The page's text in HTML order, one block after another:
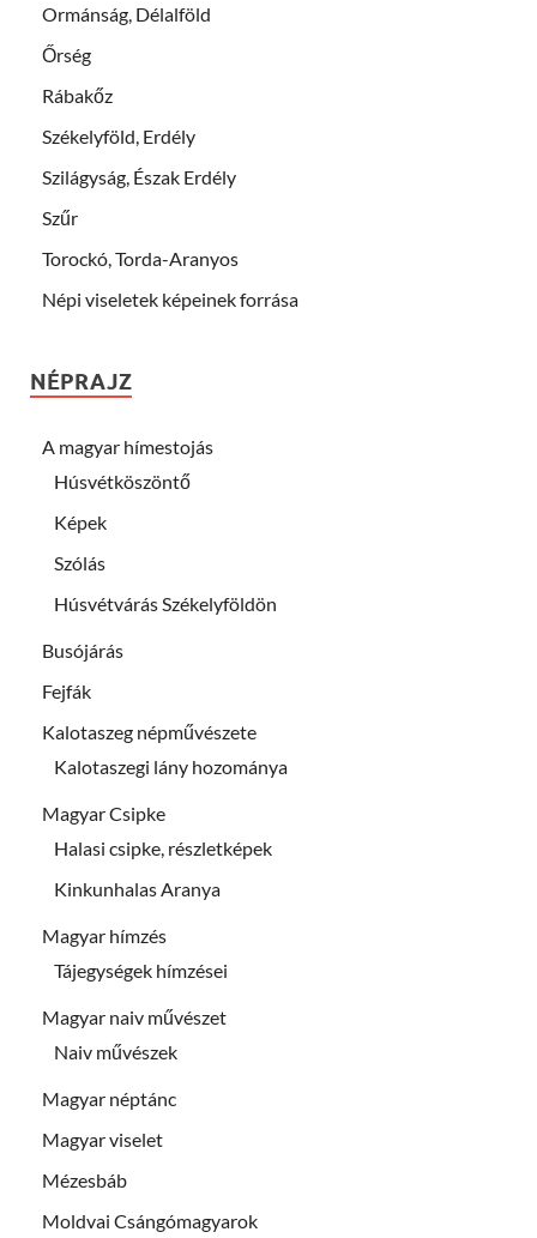
Ormánság, Délalföld
Őrség
Rábakőz
Székelyföld, Erdély
Szilágyság, Észak Erdély
Szűr
Torockó, Torda-Aranyos
Népi viseletek képeinek forrása
NÉPRAJZ
A magyar hímestojás
Húsvétköszöntő
Képek
Szólás
Húsvétvárás Székelyföldön
Busójárás
Fejfák
Kalotaszeg népművészete
Kalotaszegi lány hozománya
Magyar Csipke
Halasi csipke, részletképek
Kinkunhalas Aranya
Magyar hímzés
Tájegységek hímzései
Magyar naiv művészet
Naiv művészek
Magyar néptánc
Magyar viselet
Mézesbáb
Moldvai Csángómagyarok